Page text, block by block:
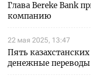
Глава Bereke Bank
компанию
22 мая 2025, 13:47
Пять
денежные